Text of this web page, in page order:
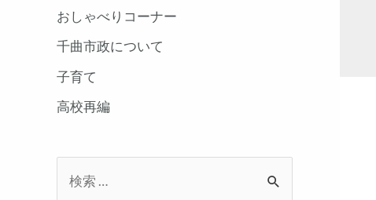
おしゃべりコーナー
千曲市政について
子育て
高校再編